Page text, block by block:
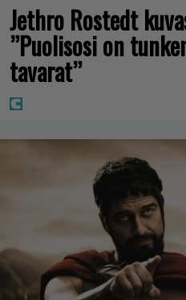
Jethro Rostedt
”Puolisosi on
tavarat”